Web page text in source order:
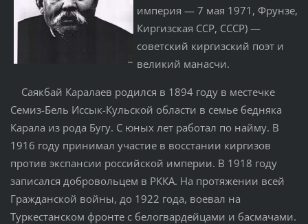
империя — 7 мая 1971, Фрунзе,
Киргизская ССР, СССР) —
советский киргизский поэт и
великий манасчи.
Саякбай Каралаев родился в 1894 году в местечке
Семиз-Бель Иссык-Кульской области в семье бедняка
Карала из рода Бугу. С юных лет работал по найму. В
1916 году принимал участие в восстании киргизов
против экспансии российской империи. В 1918 году
записался добровольцем в РККА. На протяжении всей
Гражданской войны, до 1922 года, воевал на
Туркестанском фронте с белогвардейцами и басмачами.